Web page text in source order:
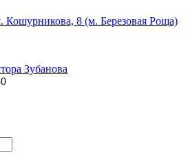
Кошурникова, 8 (м. Березовая Роща)
Зубанова